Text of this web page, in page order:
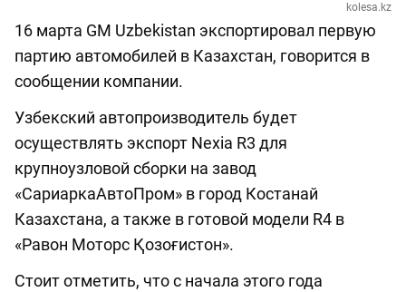
kolesa.kz
16 марта GM Uzbekistan экспортировал первую
партию автомобилей в Казахстан, говорится в
сообщении компании.
Узбекский автопроизводитель будет
осуществлять экспорт Nexia R3 для
крупноузловой сборки на завод
«СариаркаАвтоПром» в город Костанай
Казахстана, а также в готовой модели R4 в
«Равон Моторс Қозоғистон».
Стоит отметить, что с начала этого года